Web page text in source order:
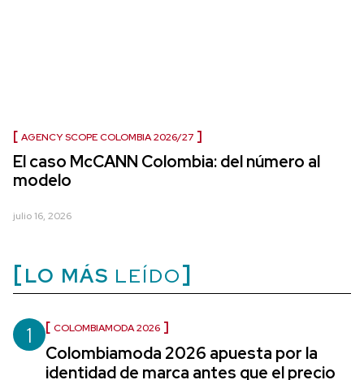
AGENCY SCOPE COLOMBIA 2026/27
El caso McCANN Colombia: del número al
modelo
julio 16, 2026
LO MÁS LEÍDO
1 COLOMBIAMODA 2026
Colombiamoda 2026 apuesta por la
identidad de marca antes que el precio